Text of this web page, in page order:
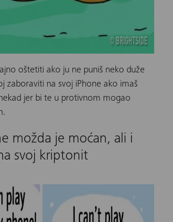
oštetiti ako ju ne puniš neko duže
zaboraviti na svoj iPhone ako imaš
jer bi te u protivnom mogao
možda je moćan, ali i
svoj kriptonit